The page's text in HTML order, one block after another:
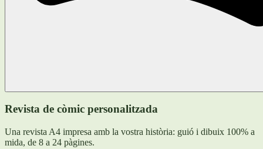
Revista de còmic personalitzada
Una revista A4 impresa amb la vostra història: guió i dibuix 100% a
mida, de 8 a 24 pàgines.